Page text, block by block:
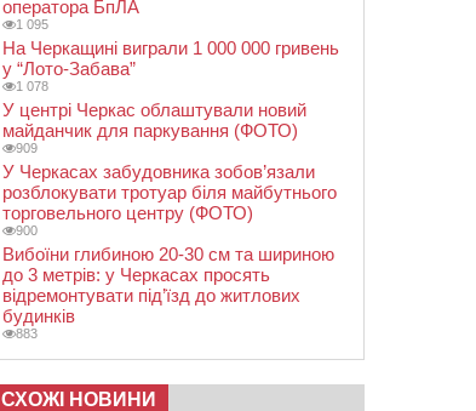
оператора БпЛА
1 095
На Черкащині виграли 1 000 000 гривень
у “Лото-Забава”
1 078
У центрі Черкас облаштували новий
майданчик для паркування (ФОТО)
909
У Черкасах забудовника зобов’язали
розблокувати тротуар біля майбутнього
торговельного центру (ФОТО)
900
Вибоїни глибиною 20-30 см та шириною
до 3 метрів: у Черкасах просять
відремонтувати під’їзд до житлових
будинків
883
СХОЖІ НОВИНИ